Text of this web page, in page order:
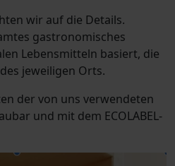
wir auf die Details.
gastronomisches
Lebensmitteln basiert, die
des jeweiligen Orts.
der von uns verwendeten
und mit dem ECOLABEL-